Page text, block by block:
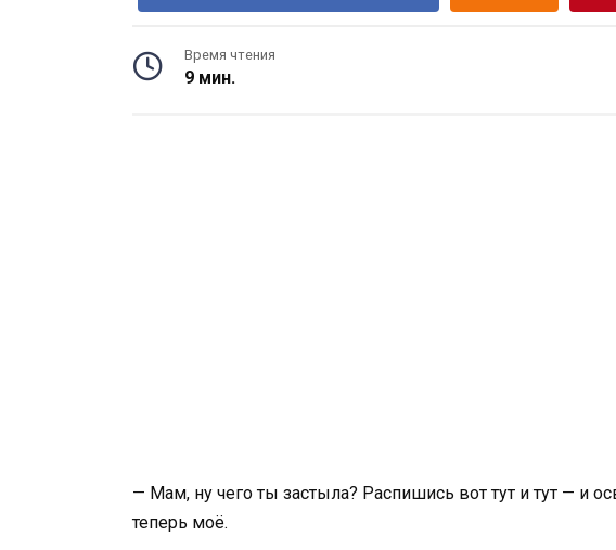
Время чтения
9 мин.
— Мам, ну чего ты застыла? Распишись вот тут и тут — и
теперь моё.